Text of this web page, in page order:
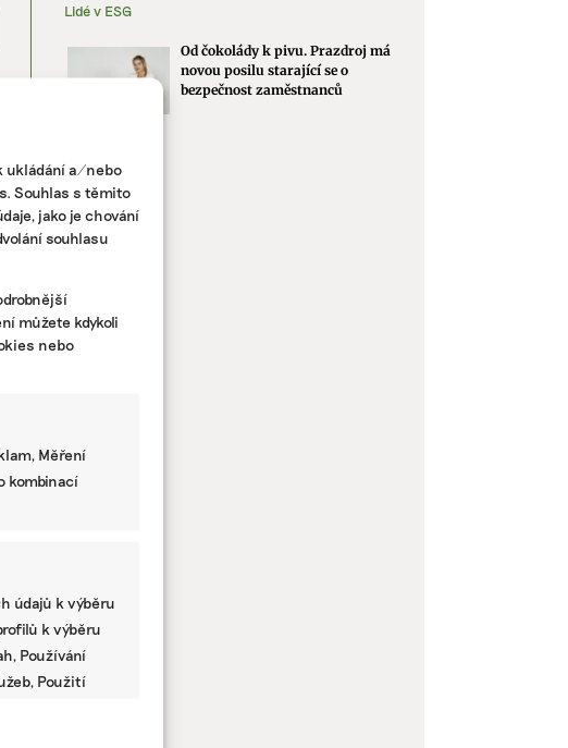
ukládání a/nebo
Souhlas s těmito
jako je chování
souhlasu
můžete kdykoli
nebo
Měření
kombinací
údajů k výběru
k výběru
Používání
Použití
Lidé v ESG
Od čokolády k pivu. Prazdroj má
novou posilu starající se o
bezpečnost zaměstnanců